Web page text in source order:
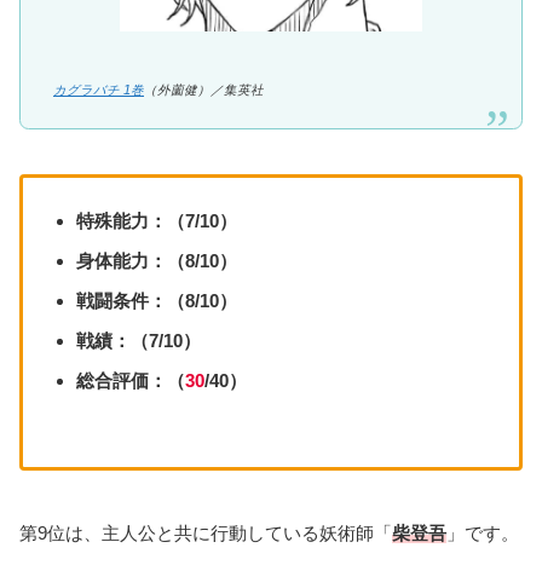
カグラバチ 1巻 （外薗健）／集英社
特殊能力：（7/10）
身体能力：（8/10）
戦闘条件：（8/10）
戦績：（7/10）
総合評価：（30/40）
第9位は、主人公と共に行動している妖術師「柴登吾 」です。